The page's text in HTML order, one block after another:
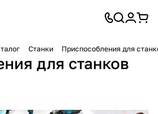
Станки Приспособления для
для станков